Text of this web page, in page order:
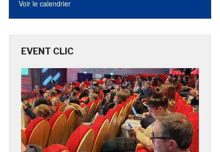
Voir le calendrier
EVENT CLIC